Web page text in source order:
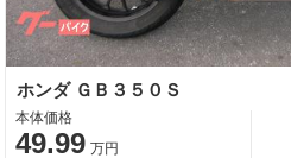
ホンダ ＧＢ３５０Ｓ
本体価格
49.99 万円